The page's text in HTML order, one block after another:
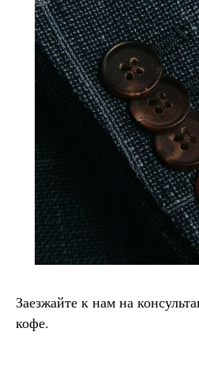
Заезжайте к нам на
кофе.